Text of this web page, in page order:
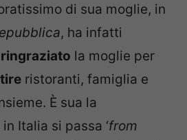
di sua moglie, in
, ha infatti
ringraziato la moglie per
ristoranti, famiglia e
È sua la
Italia si passa ‘from